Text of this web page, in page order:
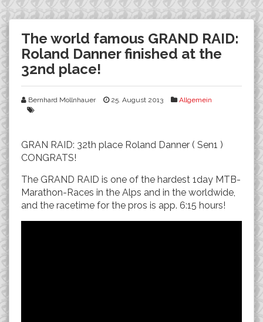
The world famous GRAND RAID:
Roland Danner finished at the
32nd place!
Bernhard Mollnhauer 25. August 2013 Allgemein
GRAN RAID: 32th place Roland Danner ( Sen1 )
CONGRATS!
The GRAND RAID is one of the hardest 1day MTB-
Marathon-Races in the Alps and in the worldwide,
and the racetime for the pros is app. 6:15 hours!